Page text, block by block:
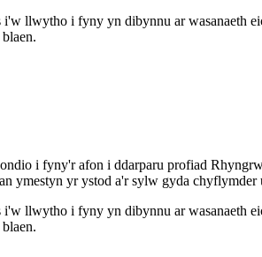
llwytho i fyny yn dibynnu ar wasanaeth
i fyny'r afon i ddarparu profiad
ymestyn yr ystod a'r sylw gyda chyflymder
llwytho i fyny yn dibynnu ar wasanaeth